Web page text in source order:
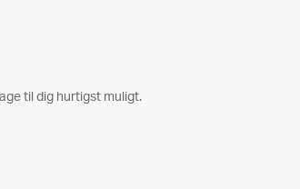
til dig hurtigst muligt.